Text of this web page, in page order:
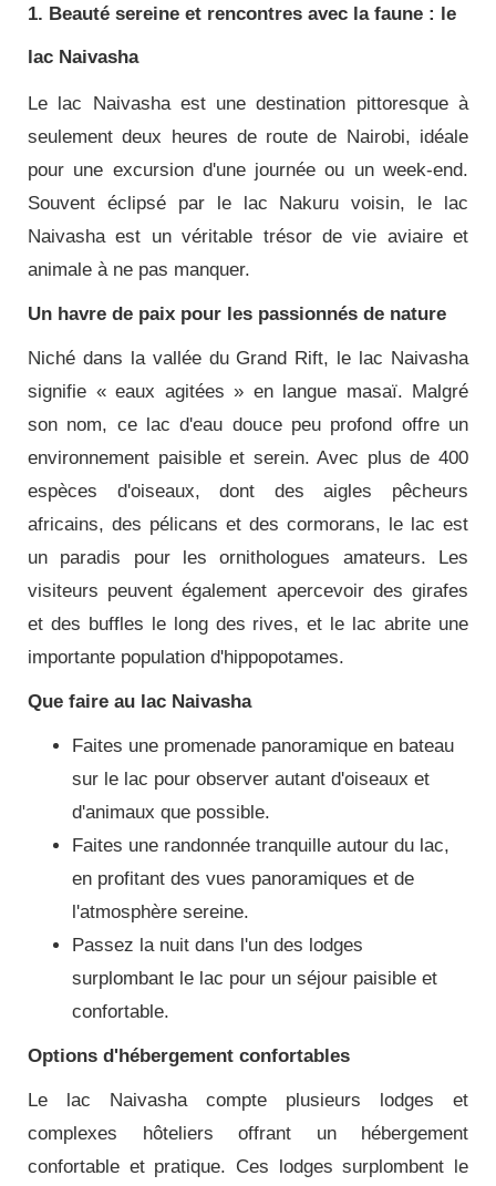
1. Beauté sereine et rencontres avec la faune : le
lac Naivasha
Le lac Naivasha est une destination pittoresque à
seulement deux heures de route de Nairobi, idéale
pour une excursion d'une journée ou un week-end.
Souvent éclipsé par le lac Nakuru voisin, le lac
Naivasha est un véritable trésor de vie aviaire et
animale à ne pas manquer.
Un havre de paix pour les passionnés de nature
Niché dans la vallée du Grand Rift, le lac Naivasha
signifie « eaux agitées » en langue masaï. Malgré
son nom, ce lac d'eau douce peu profond offre un
environnement paisible et serein. Avec plus de 400
espèces d'oiseaux, dont des aigles pêcheurs
africains, des pélicans et des cormorans, le lac est
un paradis pour les ornithologues amateurs. Les
visiteurs peuvent également apercevoir des girafes
et des buffles le long des rives, et le lac abrite une
importante population d'hippopotames.
Que faire au lac Naivasha
Faites une promenade panoramique en bateau
sur le lac pour observer autant d'oiseaux et
d'animaux que possible.
Faites une randonnée tranquille autour du lac,
en profitant des vues panoramiques et de
l'atmosphère sereine.
Passez la nuit dans l'un des lodges
surplombant le lac pour un séjour paisible et
confortable.
Options d'hébergement confortables
Le lac Naivasha compte plusieurs lodges et
complexes hôteliers offrant un hébergement
confortable et pratique. Ces lodges surplombent le